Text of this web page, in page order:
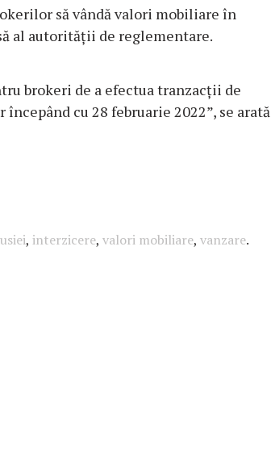
să vândă valori mobiliare în
al autorității de reglementare.
brokeri de a efectua tranzacții de
cu 28 februarie 2022”, se arată
, interzicere, valori mobiliare, vanzare.